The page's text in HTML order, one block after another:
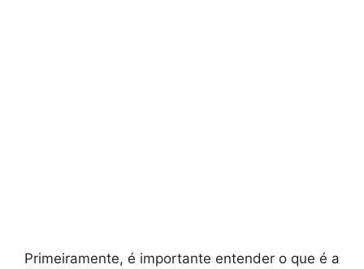
Primeiramente, é importante entender o que é a